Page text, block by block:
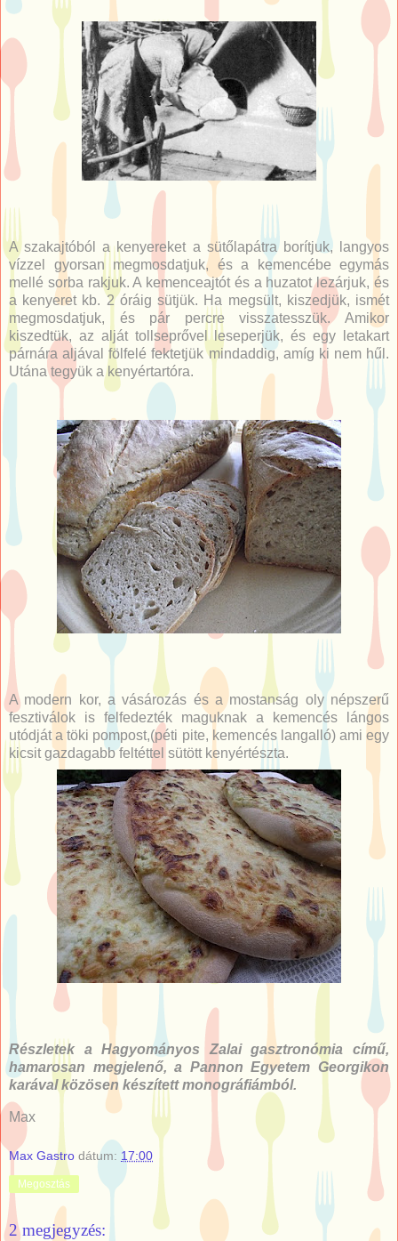
A szakajtóból a kenyereket a sütőlapátra borítjuk, langyos
vízzel gyorsan megmosdatjuk, és a kemencébe egymás
mellé sorba rakjuk. A kemenceajtót és a huzatot lezárjuk, és
a kenyeret kb. 2 óráig sütjük. Ha megsült, kiszedjük, ismét
megmosdatjuk, és pár percre visszatesszük. Amikor
kiszedtük, az alját tollseprővel leseperjük, és egy letakart
párnára aljával fölfelé fektetjük mindaddig, amíg ki nem hűl.
Utána tegyük a kenyértartóra.
A modern kor, a vásározás és a mostanság oly népszerű
fesztiválok is felfedezték maguknak a kemencés lángos
utódját a töki pompost,(péti pite, kemencés langalló) ami egy
kicsit gazdagabb feltéttel sütött kenyértészta.
Részletek a Hagyományos Zalai gasztronómia című,
hamarosan megjelenő, a Pannon Egyetem Georgikon
karával közösen készített monográfiámból.
Max
Max Gastro dátum: 17:00
Megosztás
2 megjegyzés: